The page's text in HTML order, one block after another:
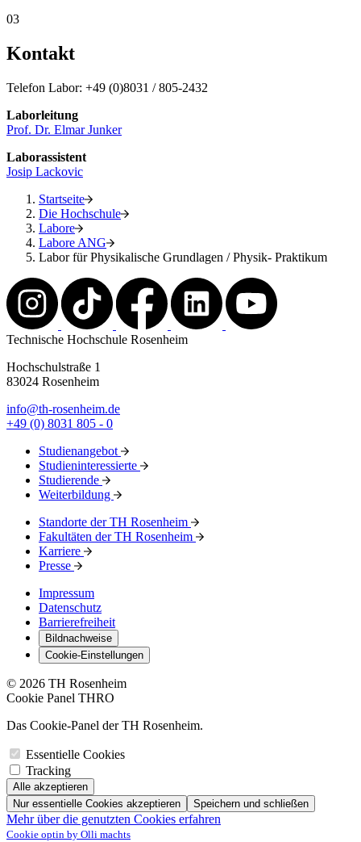
03
Kontakt
Telefon Labor: +49 (0)8031 / 805-2432
Laborleitung
Prof. Dr. Elmar Junker
Laborassistent
Josip Lackovic
Startseite
Die Hochschule
Labore
Labore ANG
Labor für Physikalische Grundlagen / Physik- Praktikum
Technische Hochschule Rosenheim
Hochschulstraße 1
83024 Rosenheim
info@th-rosenheim.de
+49 (0) 8031 805 - 0
Studienangebot
Studieninteressierte
Studierende
Weiterbildung
Standorte der TH Rosenheim
Fakultäten der TH Rosenheim
Karriere
Presse
Impressum
Datenschutz
Barrierefreiheit
Bildnachweise
Cookie-Einstellungen
© 2026 TH Rosenheim
Cookie Panel THRO
Das Cookie-Panel der TH Rosenheim.
Essentielle Cookies
Tracking
Alle akzeptieren
Nur essentielle Cookies akzeptieren
Speichern und schließen
Mehr über die genutzten Cookies erfahren
Cookie optin by Olli machts